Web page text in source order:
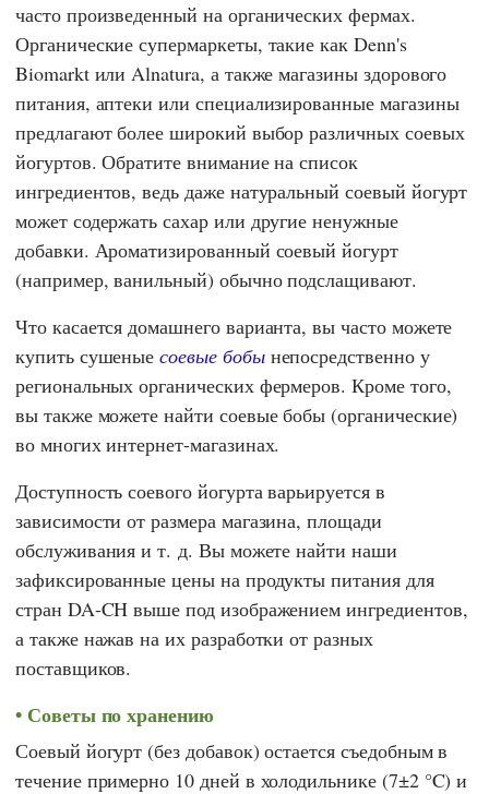
часто произведенный на органических фермах.
Органические супермаркеты, такие какDenn's
BiomarktилиAlnatura, а также магазины здорового
питания, аптеки или специализированные магазины
предлагают более широкий выбор различных соевых
йогуртов. Обратите внимание на список
ингредиентов, ведь даже натуральный соевый йогурт
может содержать сахар или другие ненужные
добавки. Ароматизированный соевый йогурт
(например, ванильный) обычно подслащивают.
Что касается домашнего варианта, вы часто можете
купить сушеныесоевые бобынепосредственно у
региональных органических фермеров. Кроме того,
вы также можете найти соевые бобы (органические)
во многих интернет-магазинах.
Доступность соевого йогурта варьируется в
зависимости от размера магазина, площади
обслуживания и т. д. Вы можете найти наши
зафиксированные цены на продукты питания для
стран DA-CH выше под изображением ингредиентов,
а также нажав на их разработки от разных
поставщиков.
Советы по хранению
Соевый йогурт (без добавок) остается съедобным в
течение примерно 10 дней в холодильнике (7±2 °C) и